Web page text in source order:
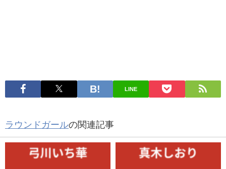
LINE
ラウンドガールの関連記事